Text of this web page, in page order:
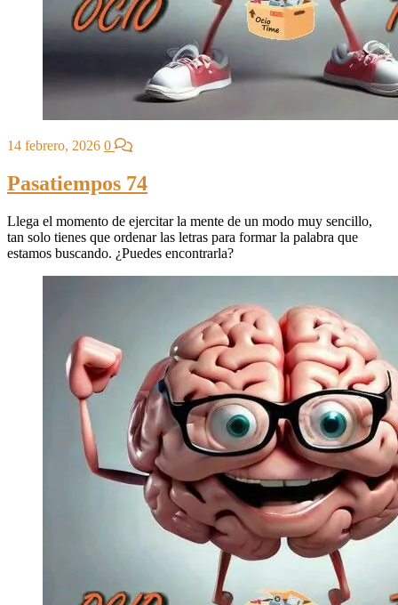
14 febrero, 2026 0
Pasatiempos 74
Llega el momento de ejercitar la mente de un modo muy sencillo,
tan solo tienes que ordenar las letras para formar la palabra que
estamos buscando. ¿Puedes encontrarla?